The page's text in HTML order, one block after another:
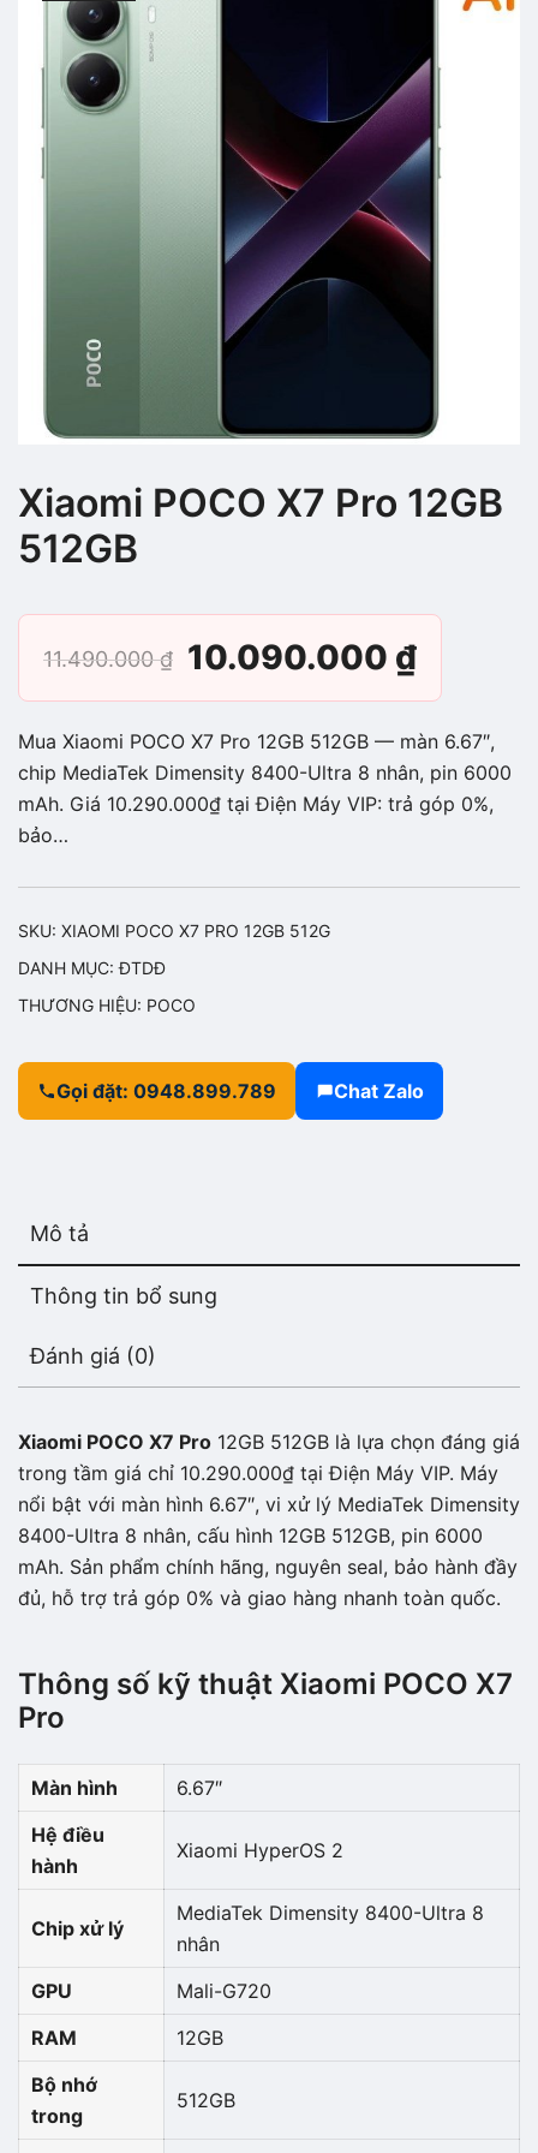
Xiaomi POCO X7 Pro 12GB
512GB
11.490.000₫
Giá
gốc
là:
11.490.000 ₫.
10.090.000 ₫Giá
hiện
tại
là:
Mua Xiaomi POCO X7 Pro 12GB 512GB — màn 6.67″,
chip MediaTek Dimensity 8400-Ultra 8 nhân, pin 6000
mAh. Giá 10.290.000₫ tại Điện Máy VIP: trả góp 0%,
bảo…
SKU: XIAOMI POCO X7 PRO 12GB 512G
DANH MỤC:ĐTDĐ
THƯƠNG HIỆU: POCO
Gọi đặt: 0948.899.789 Chat Zalo
Mô tả
Thông tin bổ sung
Đánh giá (0)
Xiaomi POCO X7 Pro 12GB 512GB là lựa chọn đáng giá
trong tầm giá chỉ 10.290.000₫ tại Điện Máy VIP. Máy
nổi bật với màn hình 6.67″, vi xử lý MediaTek Dimensity
8400-Ultra 8 nhân, cấu hình 12GB 512GB, pin 6000
mAh. Sản phẩm chính hãng, nguyên seal, bảo hành đầy
đủ, hỗ trợ trả góp 0% và giao hàng nhanh toàn quốc.
Thông số kỹ thuật Xiaomi POCO X7
Pro
Màn hình
6.67″
Hệ điều
hành
Xiaomi HyperOS 2
Chip xử lý
MediaTek Dimensity 8400-Ultra 8
nhân
GPU
Mali-G720
RAM
12GB
Bộ nhớ
trong
512GB